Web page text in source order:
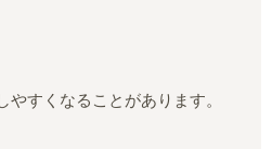
やすくなることがあります。